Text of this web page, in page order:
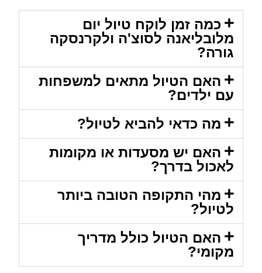
כמה זמן לוקח טיול יום
מלובליאנה לסוצ'ה ולקרנסקה
גורה?
האם הטיול מתאים למשפחות
עם ילדים?
מה כדאי להביא לטיול?
האם יש מסעדות או מקומות
לאכול בדרך?
מהי התקופה הטובה ביותר
לטיול?
האם הטיול כולל מדריך
מקומי?